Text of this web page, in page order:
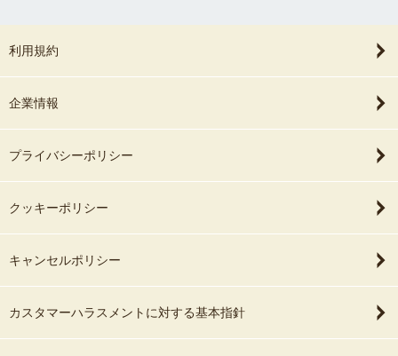
真をみて家族で『大変だったよね😹！！
利用規約
企業情報
プライバシーポリシー
クッキーポリシー
キャンセルポリシー
カスタマーハラスメントに対する基本指針